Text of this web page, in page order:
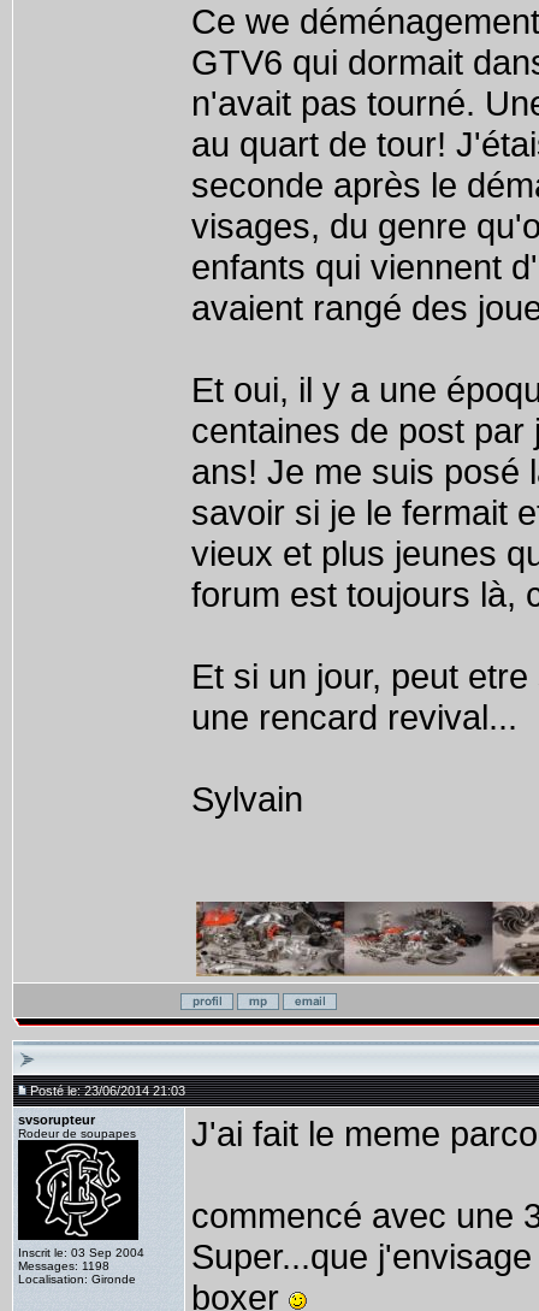
Ce we
GTV6 qui dormait
n'avait pas tourné.
au quart de tour!
seconde après le
visages, du genre
enfants qui viennent
avaient rangé des
Et oui, il y a une
centaines de post par
ans! Je me suis posé
savoir si je le fermait
vieux et plus jeunes
forum est toujours là,
Et si un jour, peut
une rencard revival...
Sylvain
Posté le: 23/06/2014 21:03
svsorupteur
Rodeur de soupapes
Inscrit le: 03 Sep 2004
Messages: 1198
Localisation: Gironde
J'ai fait le meme
commencé avec une
Super...que
boxer